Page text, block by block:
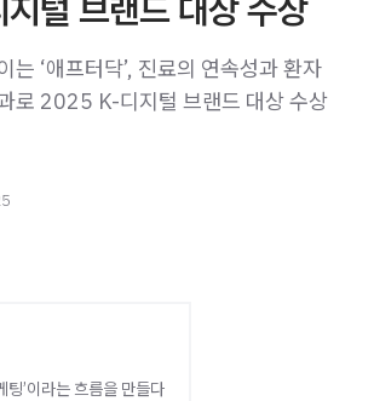
는 ‘애프터닥’, 진료의 연속성과 환자
로 2025 K-디지털 브랜드 대상 수상
팅’이라는 흐름을 만들다